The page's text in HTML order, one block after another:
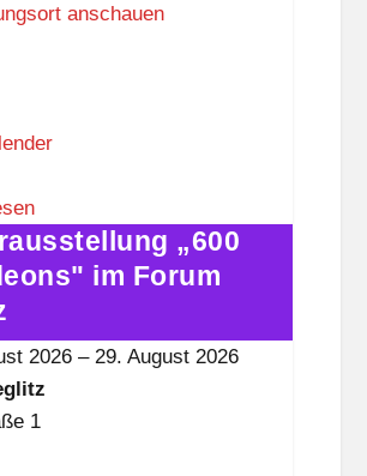
anschauen
„600
im Forum
2026 –29. August 2026
1